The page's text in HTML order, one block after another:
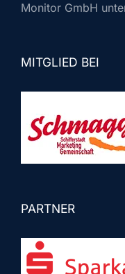
Monitor GmbH
MITGLIED BEI
PARTNER